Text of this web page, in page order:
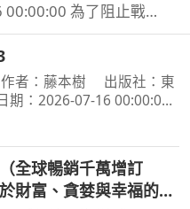
為了阻止戰爭
求淀治出手相助，與此
圖與淀治接觸。夾在
作者：藤本樹 出版社：東
：2026-07-16 00:00:00
公安也企圖與淀治接觸。夾
之間感到
全球暢銷千萬增訂
財富、貪婪與幸福的20